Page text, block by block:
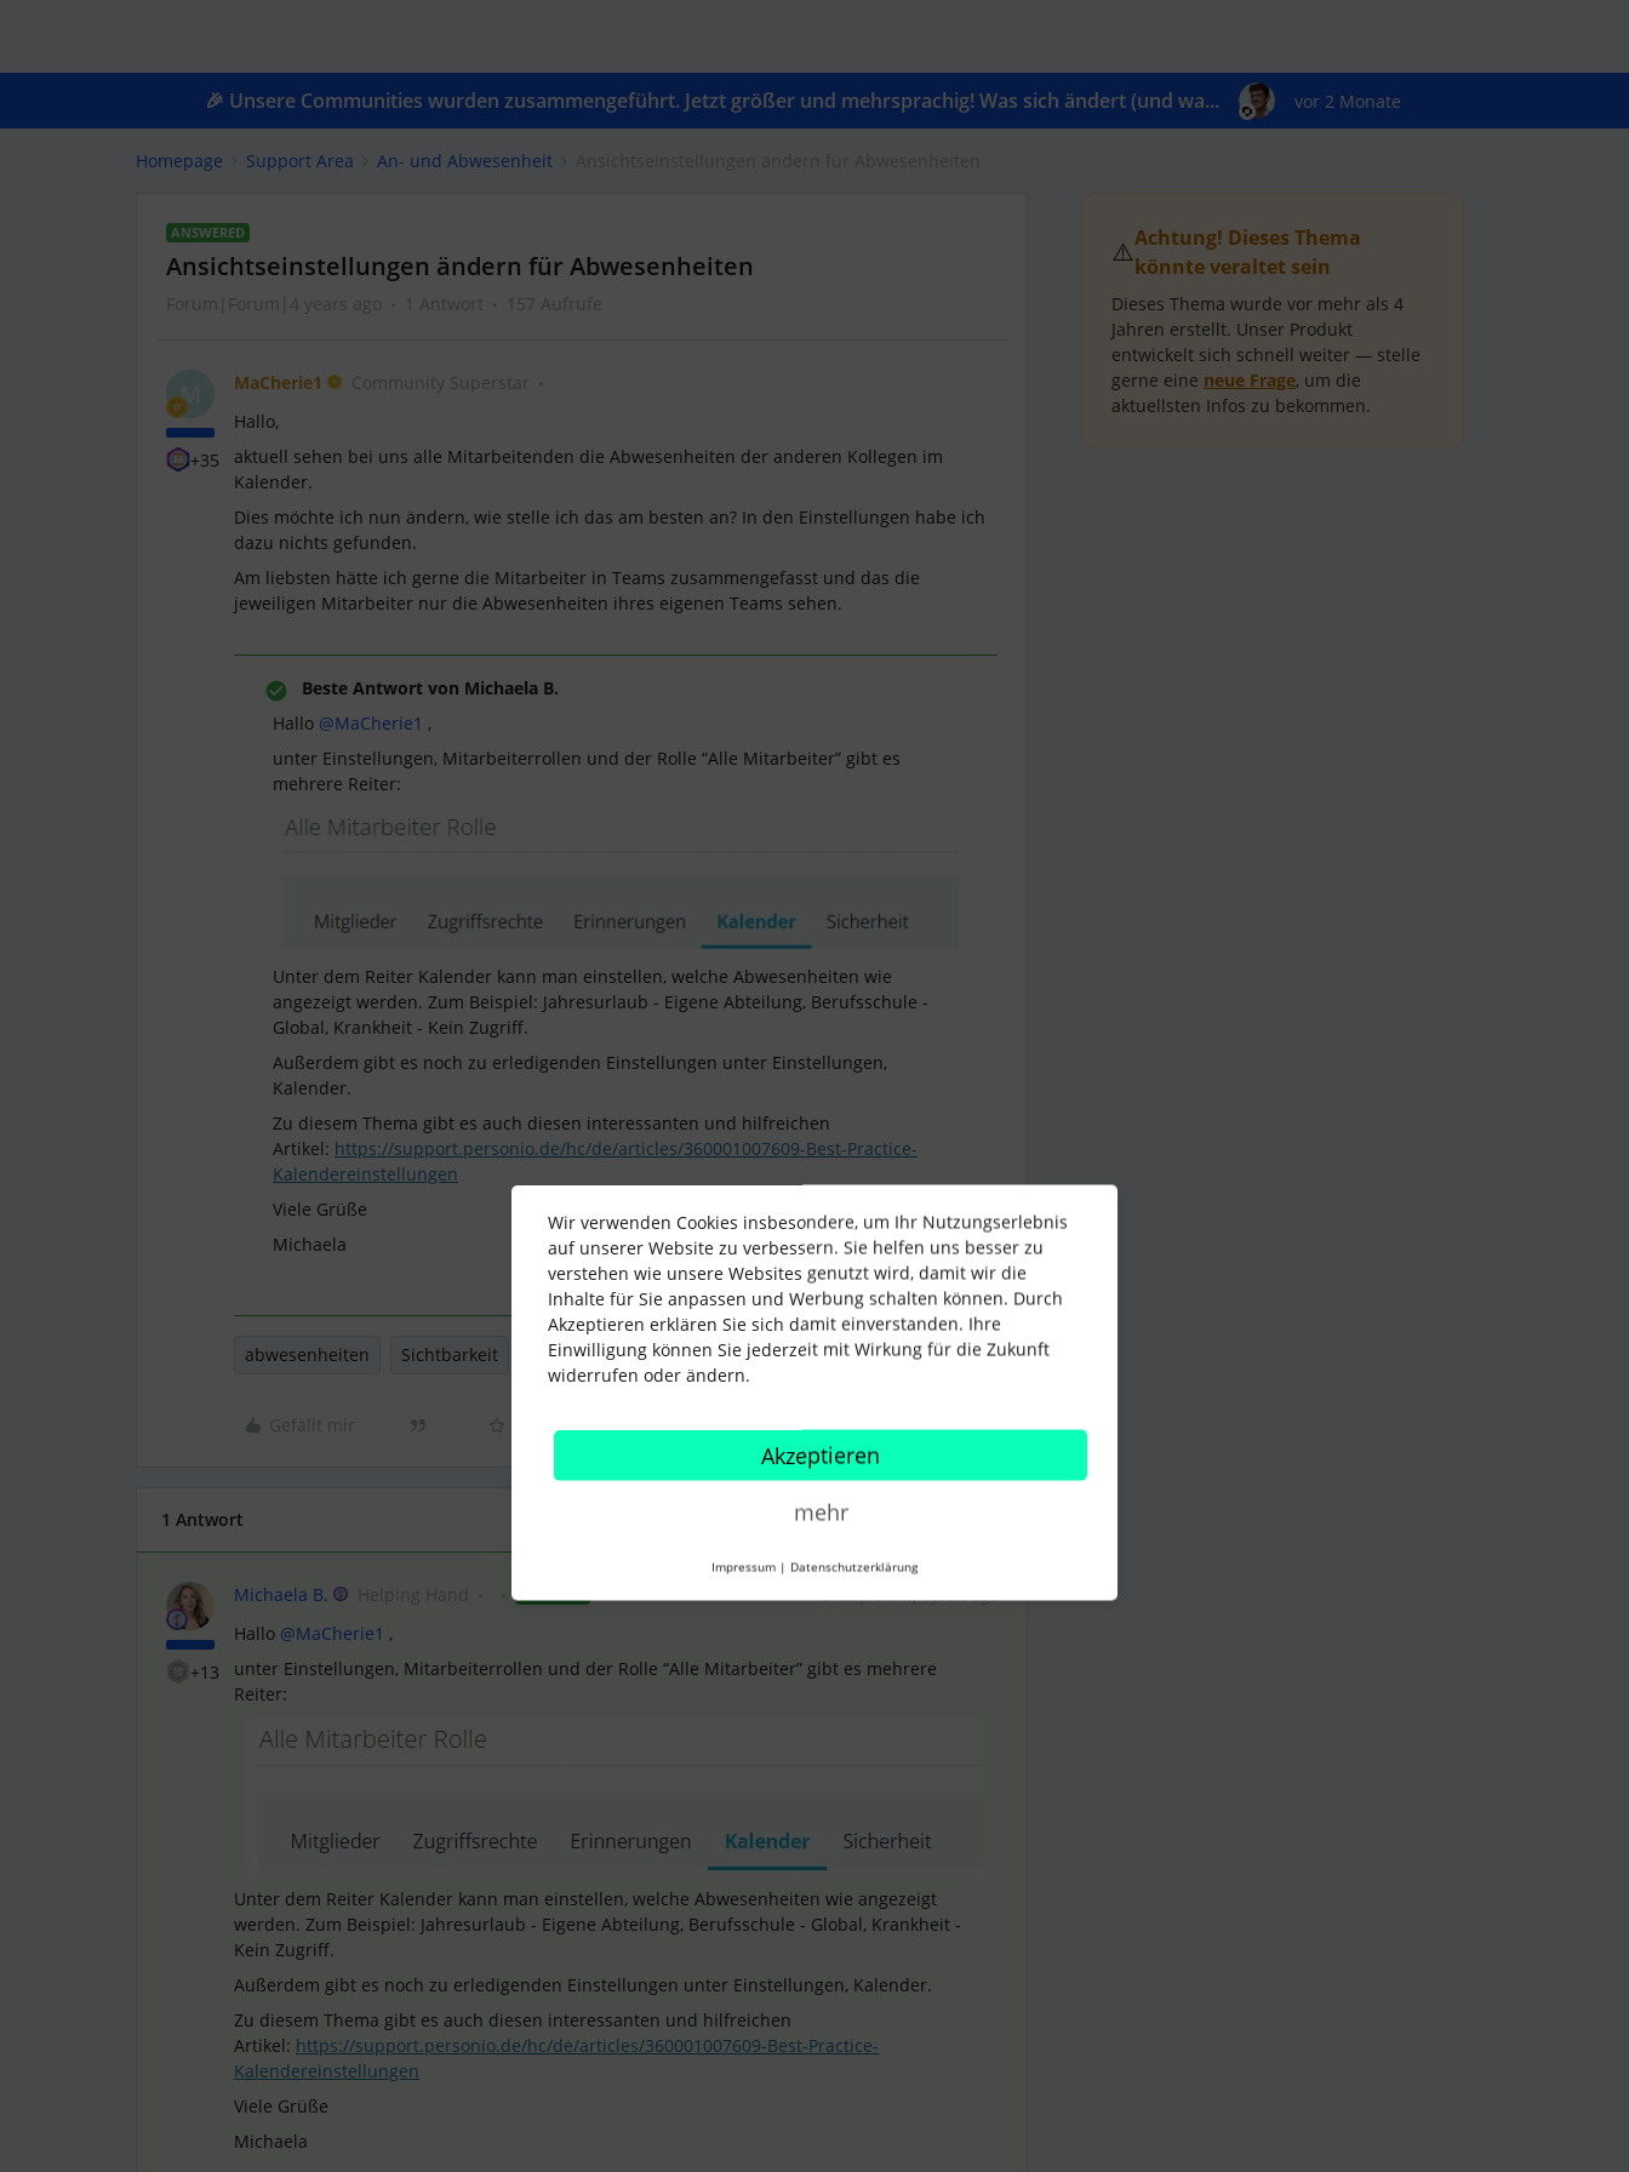
🎉 Unsere Communities wurden zusammengeführt. Jetzt größer und mehrsprachig! Was sich ändert (und wa... vor 2 Monate
Homepage Support Area An- und Abwesenheit
ANSWERED
Ansichtseinstellungen ändern für Abwesenheiten
Forum|Forum|4 years ago 1 Antwort 157 Aufrufe
M
+35
MaCherie1
Community Superstar
Hallo,
aktuell sehen bei uns alle Mitarbeitenden die Abwesenheiten der anderen Kollegen im
Kalender.
Dies möchte ich nun ändern, wie stelle ich das am besten an? In den Einstellungen habe ich
dazu nichts gefunden.
Am liebsten hätte ich gerne die Mitarbeiter in Teams zusammengefasst und das die
jeweiligen Mitarbeiter nur die Abwesenheiten ihres eigenen Teams sehen.
Beste Antwort von Michaela B.
Hallo @MaCherie1 ,
unter Einstellungen, Mitarbeiterrollen und der Rolle “Alle Mitarbeiter” gibt es
mehrere Reiter:
Unter dem Reiter Kalender kann man einstellen, welche Abwesenheiten wie
angezeigt werden. Zum Beispiel: Jahresurlaub - Eigene Abteilung, Berufsschule -
Global, Krankheit - Kein Zugriff.
Außerdem gibt es noch zu erledigenden Einstellungen unter Einstellungen,
Kalender.
Zu diesem Thema gibt es auch diesen interessanten und hilfreichen
Artikel: https://support.personio.de/hc/de/articles/360001007609-Best-Practice-
Kalendereinstellungen
Viele Grüße
Michaela
abwesenheiten Sichtbarkeit
Gefällt mir Teilen
1 Antwort
+13
Michaela B. Forum|Forum|4 years ago
Hallo @MaCherie1 ,
unter Einstellungen, Mitarbeiterrollen und der Rolle “Alle Mitarbeiter” gibt es mehrere
Reiter:
Unter dem Reiter Kalender kann man einstellen, welche Abwesenheiten wie angezeigt
werden. Zum Beispiel: Jahresurlaub - Eigene Abteilung, Berufsschule - Global, Krankheit -
Kein Zugriff.
Außerdem gibt es noch zu erledigenden Einstellungen unter Einstellungen, Kalender.
Zu diesem Thema gibt es auch diesen interessanten und hilfreichen
Artikel: https://support.personio.de/hc/de/articles/360001007609-Best-Practice-
Kalendereinstellungen
Viele Grüße
Michaela
⚠️Achtung! Dieses Thema
könnte veraltet sein
Dieses Thema wurde vor mehr als 4
Jahren erstellt. Unser Produkt
entwickelt sich schnell weiter — stelle
gerne eine neue Frage, um die
aktuellsten Infos zu bekommen.
Wir verwenden Cookies insbesondere, um Ihr Nutzungserlebnis
auf unserer Website zu verbessern. Sie helfen uns besser zu
verstehen wie unsere Websites genutzt wird, damit wir die
Inhalte für Sie anpassen und Werbung schalten können. Durch
Akzeptieren erklären Sie sich damit einverstanden. Ihre
Einwilligung können Sie jederzeit mit Wirkung für die Zukunft
widerrufen oder ändern.
Akzeptieren
mehr
Impressum | Datenschutzerklärung